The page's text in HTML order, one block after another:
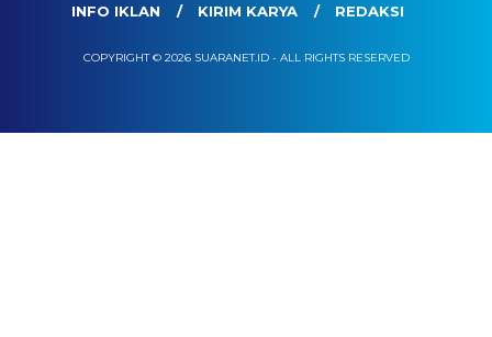
INFO IKLAN KIRIM KARYA REDAKSI
COPYRIGHT © 2026 SUARANET.ID - ALL RIGHTS RESERVED